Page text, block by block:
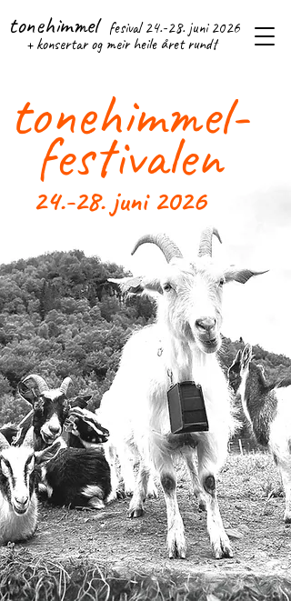
tonehimmel fesival 24.-28. juni 2026
+ konsertar og meir heile året rundt
24.-28. juni 2026
tonehimmel-
festivalen